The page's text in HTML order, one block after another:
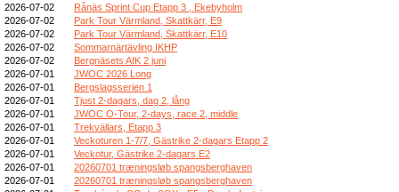
2026-07-02
Rånäs Sprint Cup Etapp 3 , Ekebyholm
2026-07-02
Park Tour Värmland, Skattkärr, E9
2026-07-02
Park Tour Värmland, Skattkärr, E10
2026-07-02
Sommarnärtävling IKHP
2026-07-02
Bergnäsets AIK 2 juni
2026-07-01
JWOC 2026 Long
2026-07-01
Bergslagsserien 1
2026-07-01
Tjust 2-dagars, dag 2, lång
2026-07-01
JWOC O-Tour, 2-days, race 2, middle
2026-07-01
Trekvällars, Etapp 3
2026-07-01
Veckoturen 1-7/7, Gästrike 2-dagars Etapp 2
2026-07-01
Veckotur, Gästrike 2-dagars E2
2026-07-01
20260701 træningsløb spangsberghaven
2026-07-01
20260701 træningsløb spangsberghaven